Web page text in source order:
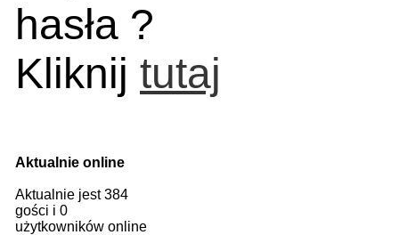
hasła ?
Kliknij tutaj
Aktualnie online
Aktualnie jest 384
gości i 0
użytkowników online